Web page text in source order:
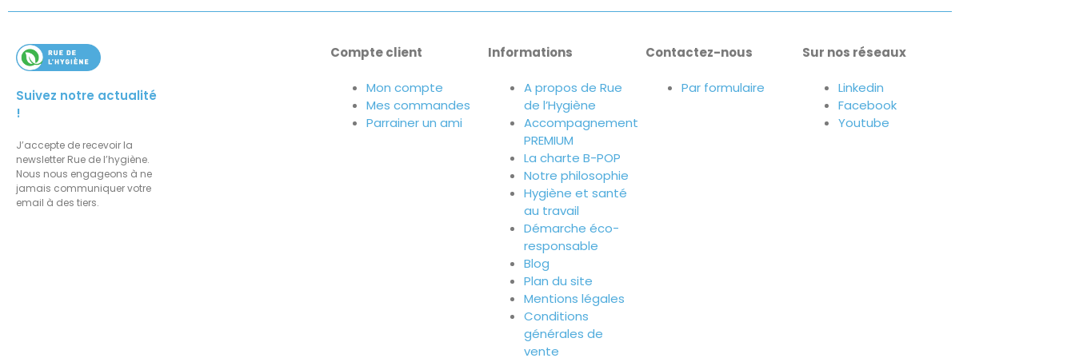
Suivez notre actualité
!
J’accepte de recevoir la
newsletter Rue de l’hygiène.
Nous nous engageons à ne
jamais communiquer votre
email à des tiers.
Compte client
Mon compte
Mes commandes
Parrainer un ami
Informations
A propos de Rue
de l’Hygiène
Accompagnement
PREMIUM
La charte B-POP
Notre philosophie
Hygiène et santé
au travail
Démarche éco-
responsable
Blog
Plan du site
Mentions légales
Conditions
générales de
vente
Contactez-nous
Par formulaire
Sur nos réseaux
Linkedin
Facebook
Youtube